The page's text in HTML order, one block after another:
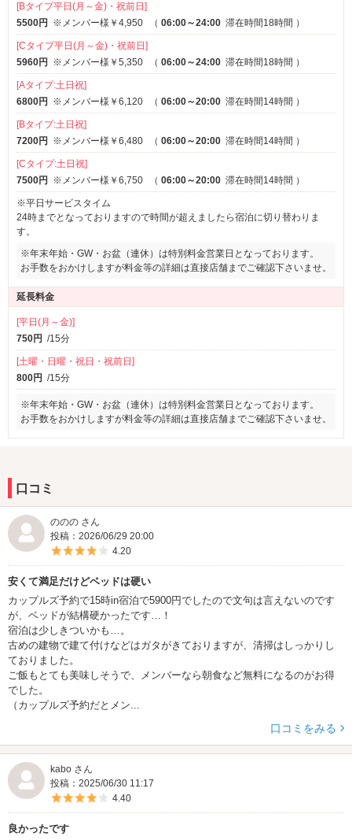
[Bタイプ平日(月～金)・祝前日]
5500円
※メンバー様￥4,950 （ 06:00～24:00 滞在時間18時間 ）
[Cタイプ平日(月～金)・祝前日]
5960円
※メンバー様￥5,350 （ 06:00～24:00 滞在時間18時間 ）
[Aタイプ:土日祝]
6800円
※メンバー様￥6,120 （ 06:00～20:00 滞在時間14時間 ）
[Bタイプ:土日祝]
7200円
※メンバー様￥6,480 （ 06:00～20:00 滞在時間14時間 ）
[Cタイプ:土日祝]
7500円
※メンバー様￥6,750 （ 06:00～20:00 滞在時間14時間 ）
※平日サービスタイム
24時までとなっておりますので時間が超えましたら宿泊に切り替わりま
す。
※年末年始・GW・お盆（連休）は特別料金営業日となっております。
お手数をおかけしますが料金等の詳細は直接店舗までご確認下さいませ。
延長料金
[平日(月～金)]
750円 /15分
[土曜・日曜・祝日・祝前日]
800円 /15分
※年末年始・GW・お盆（連休）は特別料金営業日となっております。
お手数をおかけしますが料金等の詳細は直接店舗までご確認下さいませ。
口コミ
ののの さん
投稿：2026/06/29 20:00
5つ星のうち4
4.20
安くて満足だけどベッドは硬い
カップルズ予約で15時in宿泊で5900円でしたので文句は言えないのです
が、ベッドが結構硬かったです…！
宿泊は少しきついかも…。
古めの建物で建て付けなどはガタがきておりますが、清掃はしっかりし
ておりました。
ご飯もとても美味しそうで、メンバーなら朝食など無料になるのがお得
でした。
（カップルズ予約だとメン...
口コミをみる
kabo さん
投稿：2025/06/30 11:17
5つ星のうち4
4.40
良かったです